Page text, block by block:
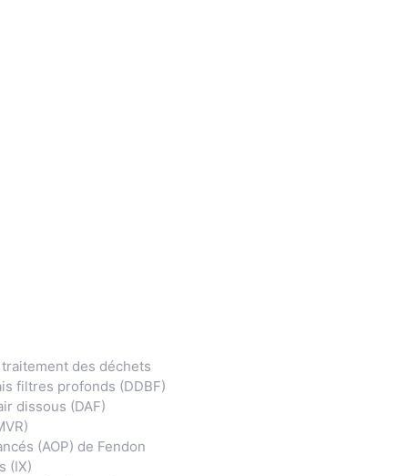
des déchets
filtres profonds (DDBF)
dissous (DAF)
(AOP) de Fendon
(IX)